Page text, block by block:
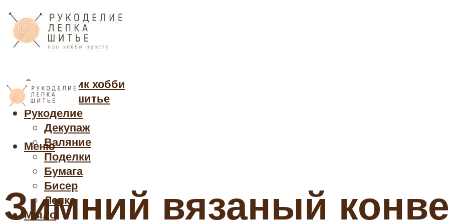
Cправочник хобби
Кройка и шитье
Рукоделие
Декупаж
Валяние
Поделки
Бумага
Бисер
Лепка
Мыло
Меню
Зимний вязаный